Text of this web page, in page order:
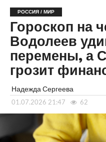
РОССИЯ / МИР
Гороскоп на
Водолеев
перемены, а
грозит
Надежда Сергеева
01.07.2026 21:47 62